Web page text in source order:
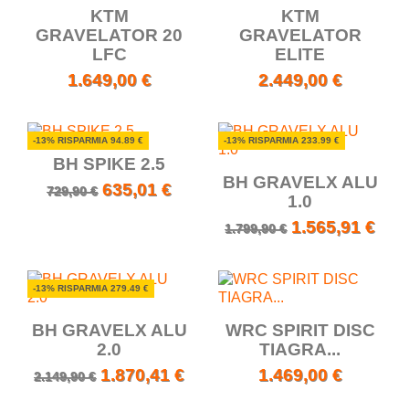
KTM
GRAVELATOR 20
LFC
1.649,00 €
KTM
GRAVELATOR
ELITE
2.449,00 €
BH SPIKE 2.5
729,90 € 635,01 €
-13% RISPARMIA 94.89 €
BH GRAVELX ALU
1.0
1.799,90 € 1.565,91 €
-13% RISPARMIA 233.99 €
BH GRAVELX ALU
2.0
2.149,90 € 1.870,41 €
-13% RISPARMIA 279.49 €
WRC SPIRIT DISC
TIAGRA...
1.469,00 €